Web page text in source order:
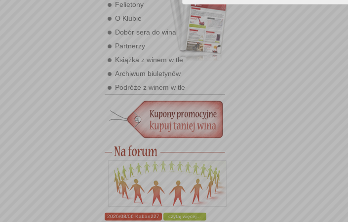
Felietony
O Klubie
Dobór sera do wina
Partnerzy
Książka z winem w tle
Archiwum biuletynów
Podróże z winem w tle
2026/08/06 Kaban227 czytaj więcej...